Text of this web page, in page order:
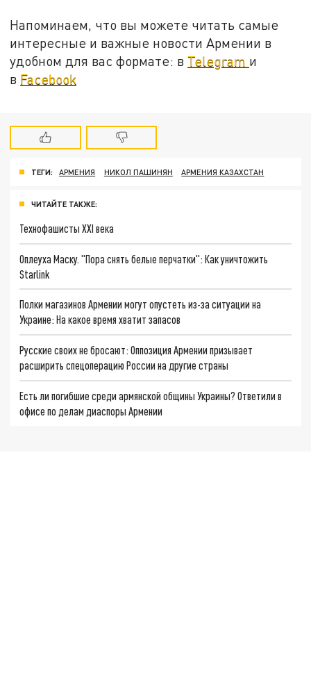
Напоминаем, что вы можете читать самые
интересные и важные новости Армении в
удобном для вас формате: в Telegram и
в Facebook
ТЕГИ: АРМЕНИЯ НИКОЛ ПАШИНЯН АРМЕНИЯ КАЗАХСТАН
ЧИТАЙТЕ ТАКЖЕ:
Технофашисты XXI века
Оплеуха Маску. "Пора снять белые перчатки": Как уничтожить
Starlink
Полки магазинов Армении могут опустеть из-за ситуации на
Украине: На какое время хватит запасов
Русские своих не бросают: Оппозиция Армении призывает
расширить спецоперацию России на другие страны
Есть ли погибшие среди армянской общины Украины? Ответили в
офисе по делам диаспоры Армении